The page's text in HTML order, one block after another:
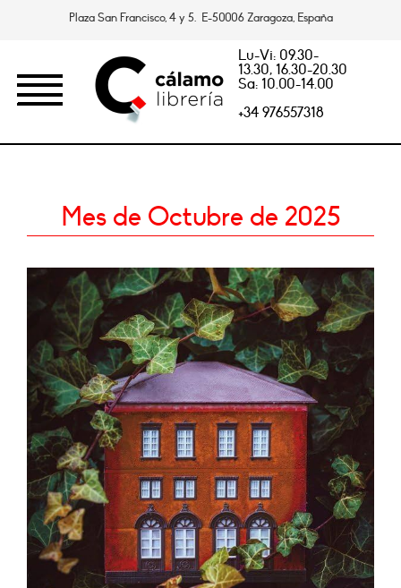
Plaza San Francisco, 4 y 5. E-50006 Zaragoza, España
Lu-Vi: 09.30-
13.30, 16.30-20.30
Sa: 10.00-14.00
+34 976557318
Mes de Octubre de 2025